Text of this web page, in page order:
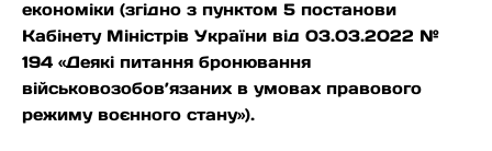
економіки (згідно з пунктом 5 постанови
Кабінету Міністрів України від 03.03.2022 №
194 «Деякі питання бронювання
військовозобов’язаних в умовах правового
режиму воєнного стану»).